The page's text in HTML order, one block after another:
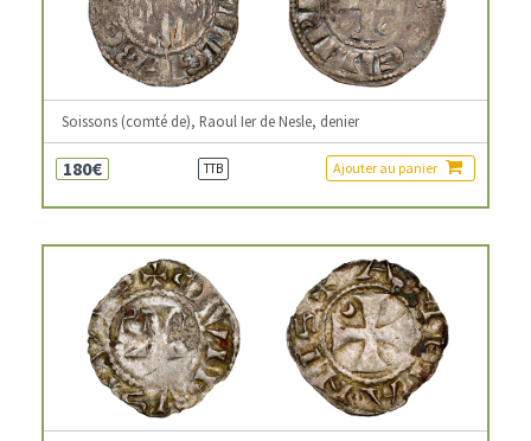
Soissons (comté de), Raoul Ier de Nesle, denier
180€ TTB Ajouter au panier